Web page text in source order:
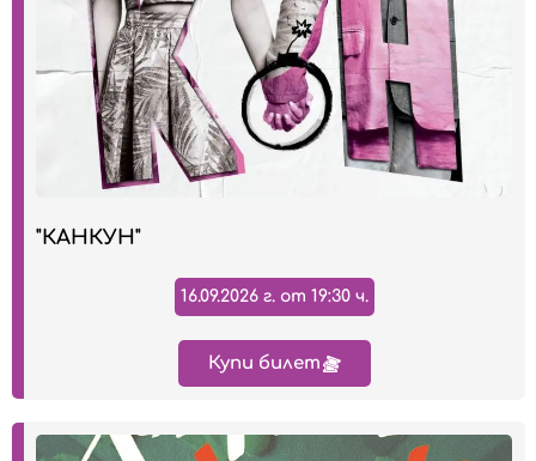
"КАНКУН"
16.09.2026 г. от 19:30 ч.
Купи билет